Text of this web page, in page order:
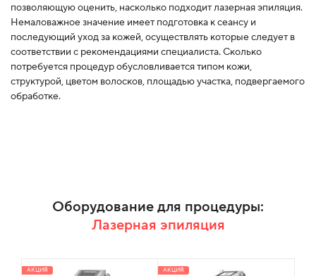
позволяющую оценить, насколько подходит лазерная эпиляция.
Немаловажное значение имеет подготовка к сеансу и
последующий уход за кожей, осуществлять которые следует в
соответствии с рекомендациями специалиста. Сколько
потребуется процедур обусловливается типом кожи,
структурой, цветом волосков, площадью участка, подвергаемого
обработке.
Оборудование для процедуры:
Лазерная эпиляция
АКЦИЯ АКЦИЯ